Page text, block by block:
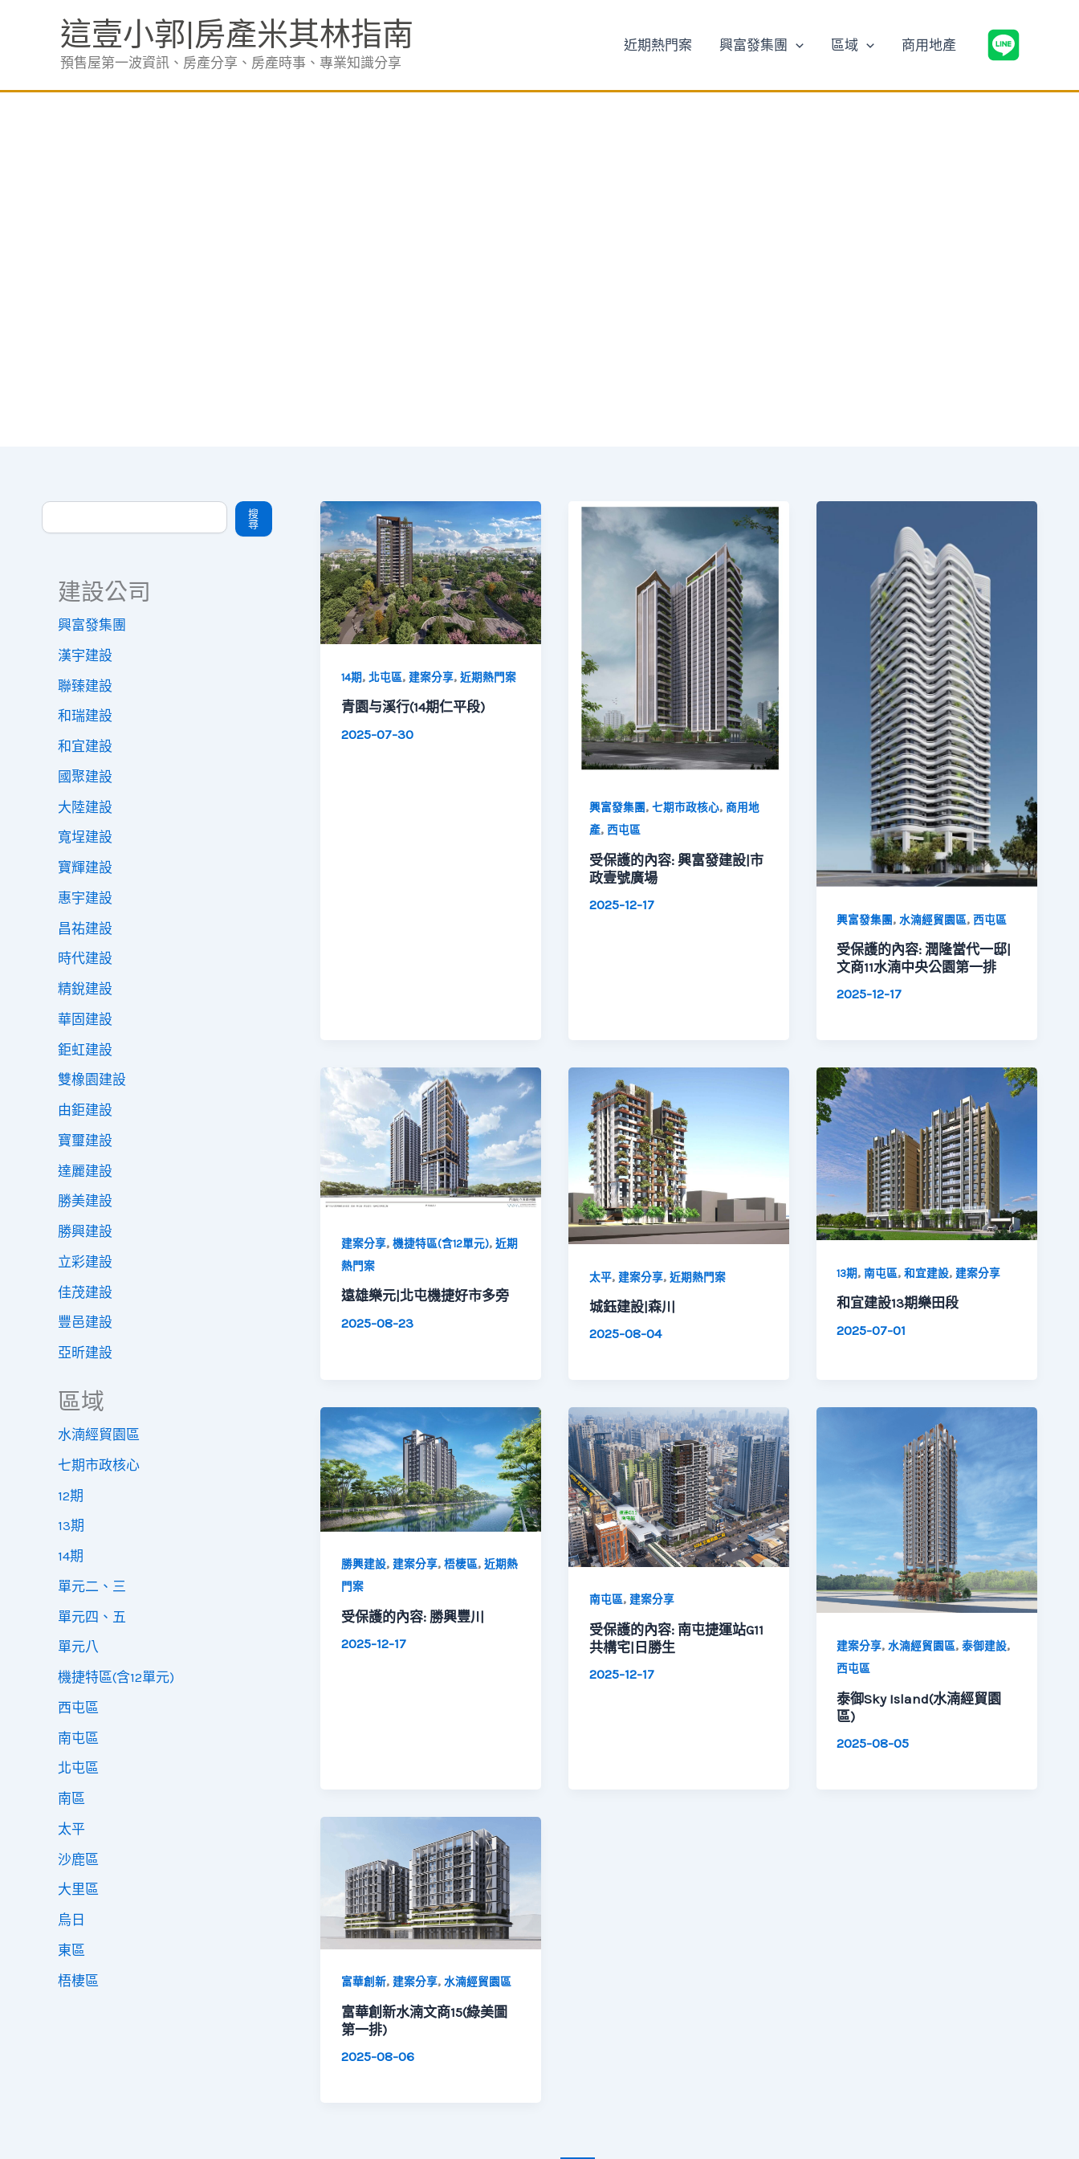
這壹小郭|房產米其林指南
預售屋第一波資訊、房產分享、房產時事、專業知識分享
近期熱門案 興富發集團 區域 商用地產
搜尋
搜
尋
建設公司
興富發集團
漢宇建設
聯臻建設
和瑞建設
和宜建設
國聚建設
大陸建設
寬埕建設
寶輝建設
惠宇建設
昌祐建設
時代建設
精銳建設
華固建設
鉅虹建設
雙橡園建設
由鉅建設
寶璽建設
達麗建設
勝美建設
勝興建設
立彩建設
佳茂建設
豐邑建設
亞昕建設
區域
水湳經貿園區
七期市政核心
12期
13期
14期
單元二、三
單元四、五
單元八
機捷特區(含12單元)
西屯區
南屯區
北屯區
南區
太平
沙鹿區
大里區
烏日
東區
梧棲區
14期, 北屯區, 建案分享, 近期熱門案
青園与溪行(14期仁平段)
2025-07-30
興富發集團 , 七期市政核心, 商用地
產, 西屯區
受保護的內容: 興富發建設|市
政壹號廣場
2025-12-17
興富發集團 , 水湳經貿園區,西屯區
受保護的內容: 潤隆當代一邸|
文商11水湳中央公園第一排
2025-12-17
建案分享, 機捷特區(含12單元), 近期
熱門案
遠雄樂元|北屯機捷好市多旁
2025-08-23
太平, 建案分享, 近期熱門案
城鈺建設|森川
2025-08-04
13期 ,南屯區,和宜建設,建案分享
和宜建設13期樂田段
2025-07-01
勝興建設, 建案分享, 梧棲區, 近期熱
門案
受保護的內容: 勝興豐川
2025-12-17
南屯區, 建案分享
受保護的內容: 南屯捷運站G11
共構宅|日勝生
2025-12-17
建案分享, 水湳經貿園區,泰御建設,
西屯區
泰御Sky Island(水湳經貿園
區)
2025-08-05
富華創新, 建案分享, 水湳經貿園區
富華創新水湳文商15(綠美圖
第一排)
2025-08-06